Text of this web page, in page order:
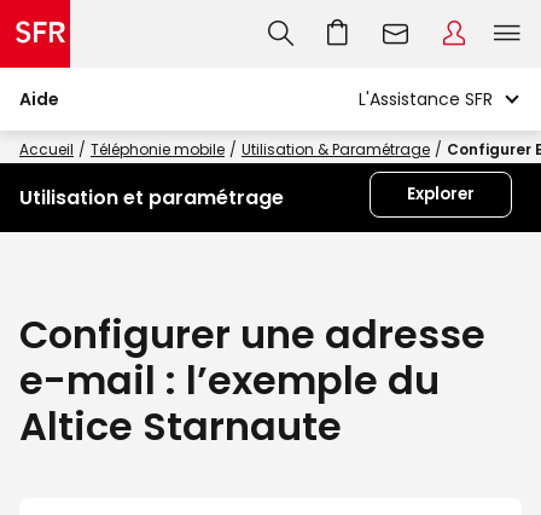
Aide
Accueil Téléphonie mobile Utilisation & Paramétrage Configurer
Utilisation et paramétrage Explorer
Configurer une adresse
e-mail : l’exemple du
Altice Starnaute